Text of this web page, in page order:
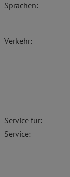
Sprachen:
Verkehr:
Service für:
Service: